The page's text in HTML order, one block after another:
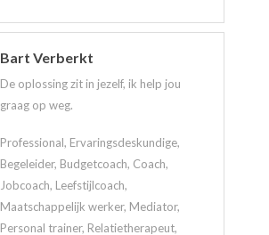
Bart Verberkt
De oplossing zit in jezelf, ik help jou
graag op weg.
Professional, Ervaringsdeskundige,
Begeleider, Budgetcoach, Coach,
Jobcoach, Leefstijlcoach,
Maatschappelijk werker, Mediator,
Personal trainer, Relatietherapeut,